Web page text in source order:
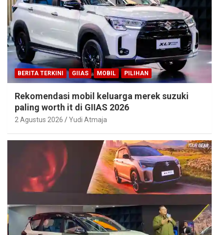
BERITA TERKINI GIIAS MOBIL PILIHAN
Rekomendasi mobil keluarga merek suzuki
paling worth it di GIIAS 2026
2 Agustus 2026 Yudi Atmaja